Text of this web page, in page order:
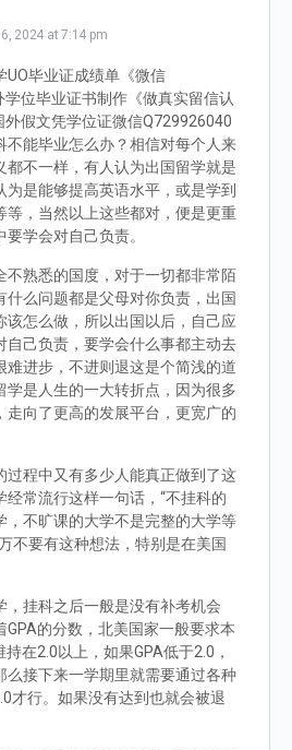
2024 at 7:14 pm
UO毕业证成绩单《微信
位毕业证书制作《做真实留信认
假文凭学位证微信Q729926040
不能毕业怎么办？相信对每个人来
都不一样，有人认为出国留学就是
为是能够提高英语水平，或是学到
等，当然以上这些都对，便是更重
学会对自己负责。
不熟悉的国度，对于一切都非常陌
什么问题都是父母对你负责，出国
该怎么做，所以出国以后，自己应
自己负责，要学会什么事都主动去
难进步，不进则退这是个简浅的道
学是人生的一大转折点，因为很多
走向了更高的发展平台，更宽广的
过程中又有多少人能真正做到了这
经常流行这样一句话，“不挂科的
，不旷课的大学不是完整的大学等
不要有这种想法，特别是在美国
，挂科之后一般是没有补考机会
GPA的分数，北美国家一般要求本
在2.0以上，如果GPA低于2.0，
么接下来一学期里就需要通过各种
才行。如果没有达到也就会被退